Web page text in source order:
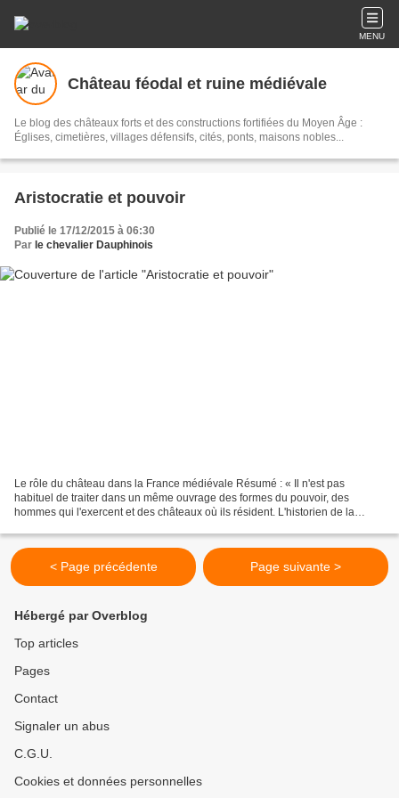
MENU
Château féodal et ruine médiévale
Le blog des châteaux forts et des constructions fortifiées du Moyen Âge :
Églises, cimetières, villages défensifs, cités, ponts, maisons nobles...
Aristocratie et pouvoir
Publié le 17/12/2015 à 06:30
Par le chevalier Dauphinois
Le rôle du château dans la France médiévale Résumé : « Il n'est pas
habituel de traiter dans un même ouvrage des formes du pouvoir, des
hommes qui l'exercent et des châteaux où ils résident. L'historien de la
< Page précédente Page suivante >
Hébergé par Overblog
Top articles
Pages
Contact
Signaler un abus
C.G.U.
Cookies et données personnelles